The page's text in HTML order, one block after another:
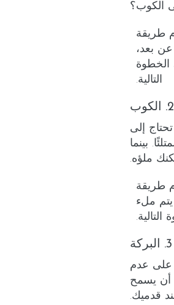
الكوب؟
طريقة
بعد،
الخطوة
التالية.
2. الكوب
إلى
بينما
ملؤه.
طريقة
ملء
3. البركة
على عدم
أن يسمح
قدميك.